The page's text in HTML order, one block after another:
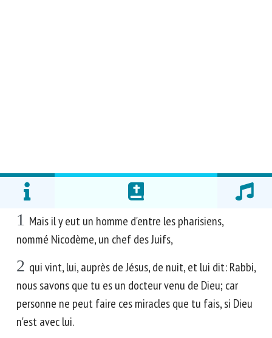
1 Mais il y eut un homme d'entre les pharisiens,
nommé Nicodème, un chef des Juifs,
2 qui vint, lui, auprès de Jésus, de nuit, et lui dit: Rabbi,
nous savons que tu es un docteur venu de Dieu; car
personne ne peut faire ces miracles que tu fais, si Dieu
n'est avec lui.